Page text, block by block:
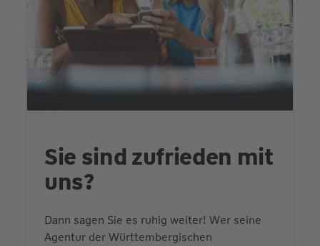
Sie sind zufrieden mit
uns?
Dann sagen Sie es ruhig weiter! Wer seine
Agentur der Württembergischen